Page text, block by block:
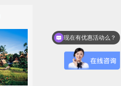
现在有优惠活动么？